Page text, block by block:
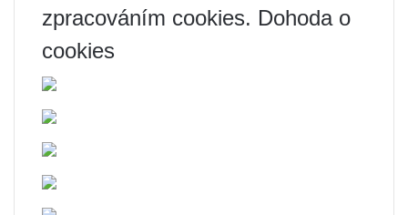
zpracováním cookies. Dohoda o
cookies